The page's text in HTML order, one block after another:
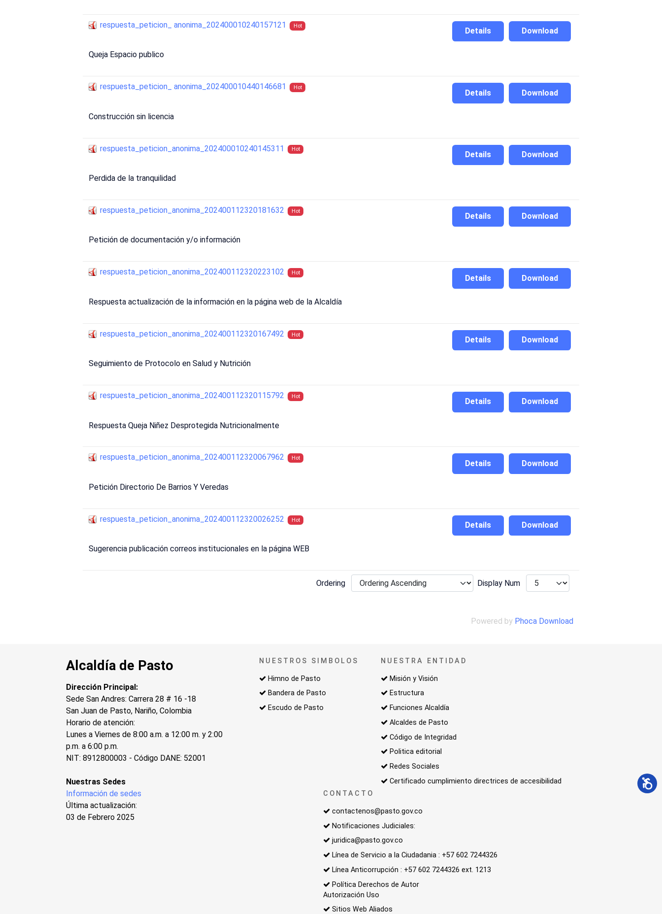
respuesta_peticion_ anonima_202400010240157121 Hot
Download
Details
Queja Espacio publico
respuesta_peticion_ anonima_202400010440146681 Hot
Download
Details
Construcción sin licencia
respuesta_peticion_anonima_202400010240145311 Hot
Download
Details
Perdida de la tranquilidad
respuesta_peticion_anonima_202400112320181632 Hot
Download
Details
Petición de documentación y/o información
respuesta_peticion_anonima_202400112320223102 Hot
Download
Details
Respuesta actualización de la información en la página web de la Alcaldía
respuesta_peticion_anonima_202400112320167492 Hot
Download
Details
Seguimiento de Protocolo en Salud y Nutrición
respuesta_peticion_anonima_202400112320115792 Hot
Download
Details
Respuesta Queja Niñez Desprotegida Nutricionalmente
respuesta_peticion_anonima_202400112320067962 Hot
Download
Details
Petición Directorio De Barrios Y Veredas
respuesta_peticion_anonima_202400112320026252 Hot
Download
Details
Sugerencia publicación correos institucionales en la página WEB
Ordering Display Num
Powered by Phoca Download
Alcaldía de Pasto
Dirección Principal:
Sede San Andres: Carrera 28 # 16 -18
San Juan de Pasto, Nariño, Colombia
Horario de atención:
Lunes a Viernes de 8:00 a.m. a 12:00 m. y 2:00
p.m. a 6:00 p.m.
NIT: 8912800003 - Código DANE: 52001
Nuestras Sedes
Información de sedes
Última actualización:
03 de Febrero 2025
NUESTROS SIMBOLOS
Himno de Pasto
Bandera de Pasto
Escudo de Pasto
NUESTRA ENTIDAD
Misión y Visión
Estructura
Funciones Alcaldía
Alcaldes de Pasto
Código de Integridad
Politica editorial
Redes Sociales
Certificado cumplimiento directrices de accesibilidad
CONTACTO
contactenos@pasto.gov.co
Notificaciones Judiciales:
juridica@pasto.gov.co
Línea de Servicio a la Ciudadania : +57 602 7244326
Línea Anticorrupción : +57 602 7244326 ext. 1213
Política Derechos de Autor
Autorización Uso
Sitios Web Aliados